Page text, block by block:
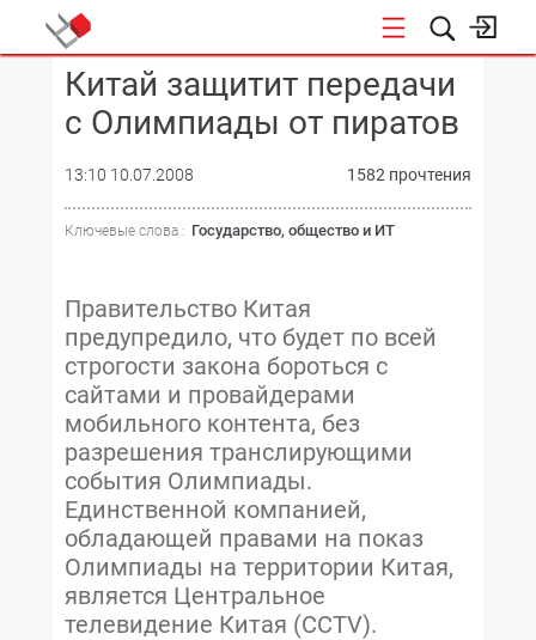
КОНФЕРЕНЦИИ
Китай защитит передачи
с Олимпиады от пиратов
13:10 10.07.2008 1582 прочтения
Ключевые слова : Государство, общество и ИТ
Правительство Китая
предупредило, что будет по всей
строгости закона бороться с
сайтами и провайдерами
мобильного контента, без
разрешения транслирующими
события Олимпиады.
Единственной компанией,
обладающей правами на показ
Олимпиады на территории Китая,
является Центральное
телевидение Китая (CCTV).